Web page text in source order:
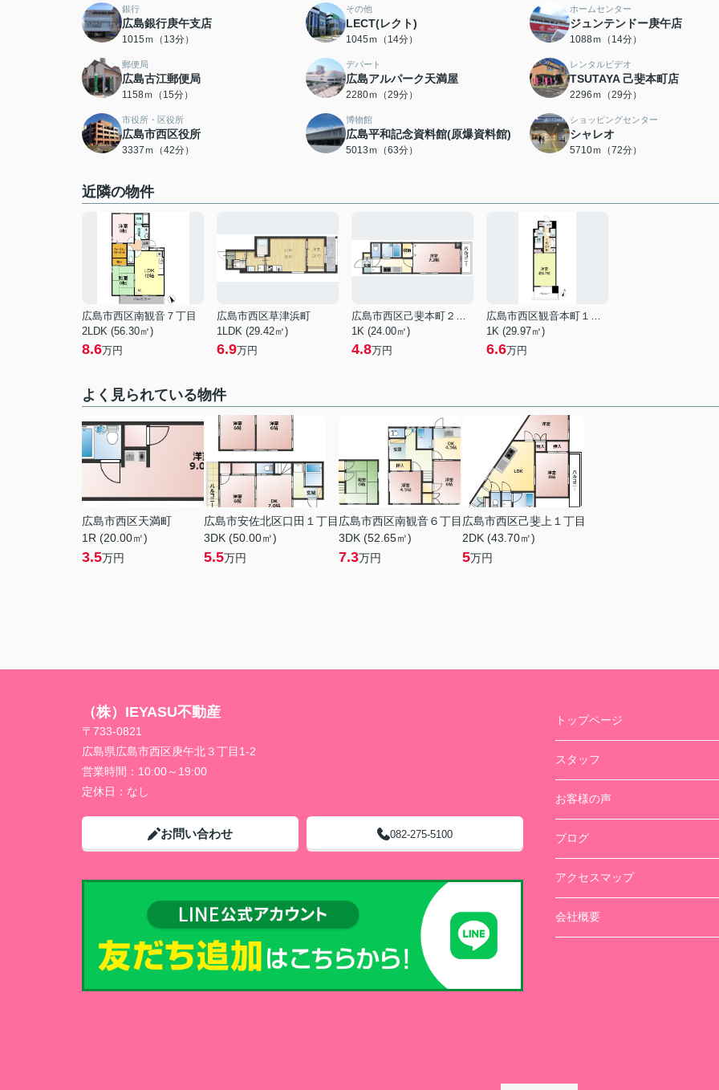
銀行
広島銀行庚午支店
1015ｍ（13分）
その他
LECT(レクト)
1045ｍ（14分）
ホームセンター
ジュンテンドー庚午店
1088ｍ（14分）
郵便局
広島古江郵便局
1158ｍ（15分）
デパート
広島アルパーク天満屋
2280ｍ（29分）
レンタルビデオ
TSUTAYA 己斐本町店
2296ｍ（29分）
市役所・区役所
広島市西区役所
3337ｍ（42分）
博物館
広島平和記念資料館(原爆資料館)
5013ｍ（63分）
ショッピングセンター
シャレオ
5710ｍ（72分）
近隣の物件
広島市西区南観音７丁目
2LDK (56.30㎡)
8.6万円
広島市西区草津浜町
1LDK (29.42㎡)
6.9万円
広島市西区己斐本町２丁目
1K (24.00㎡)
4.8万円
広島市西区観音本町１丁目
1K (29.97㎡)
6.6万円
よく見られている物件
広島市西区天満町
1R (20.00㎡)
3.5万円
広島市安佐北区口田１丁目
3DK (50.00㎡)
5.5万円
広島市西区南観音６丁目
3DK (52.65㎡)
7.3万円
広島市西区己斐上１丁目
2DK (43.70㎡)
5万円
（株）IEYASU不動産
〒733-0821
広島県広島市西区庚午北３丁目1-2
営業時間： 10:00～19:00
定休日： なし
お問い合わせ 082-275-5100
トップページ
スタッフ
お客様の声
ブログ
アクセスマップ
会社概要